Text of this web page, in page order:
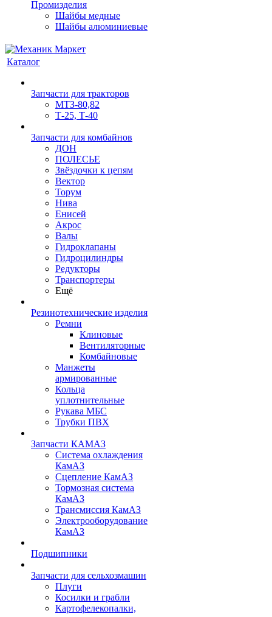
Промизделия
Шайбы медные
Шайбы алюминиевые
Каталог
Запчасти для тракторов
МТЗ-80,82
Т-25, Т-40
Запчасти для комбайнов
ДОН
ПОЛЕСЬЕ
Звёздочки к цепям
Вектор
Торум
Нива
Енисей
Акрос
Валы
Гидроклапаны
Гидроцилиндры
Редукторы
Транспортеры
Ещё
Резинотехнические изделия
Ремни
Клиновые
Вентиляторные
Комбайновые
Манжеты
армированные
Кольца
уплотнительные
Рукава МБС
Трубки ПВХ
Запчасти КАМАЗ
Система охлаждения
КамАЗ
Сцепление КамАЗ
Тормозная система
КамАЗ
Трансмиссия КамАЗ
Электрооборудование
КамАЗ
Подшипники
Запчасти для сельхозмашин
Плуги
Косилки и грабли
Картофелекопалки,